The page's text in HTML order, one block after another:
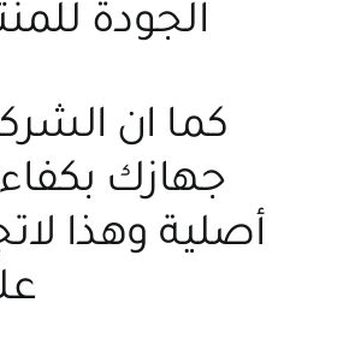
الجودة
كما ان
جهازك
أصلية وهذا